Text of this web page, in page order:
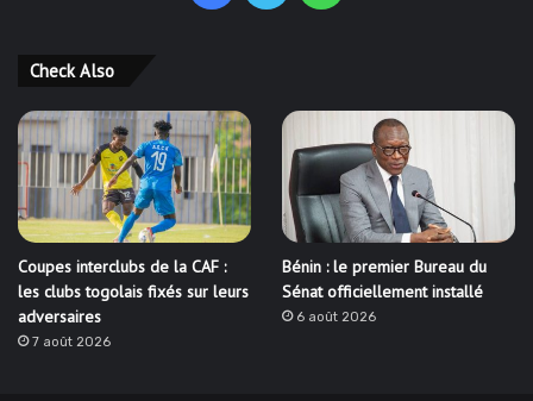
Check Also
Coupes interclubs de la CAF :
les clubs togolais fixés sur leurs
adversaires
7 août 2026
Bénin : le premier Bureau du
Sénat officiellement installé
6 août 2026